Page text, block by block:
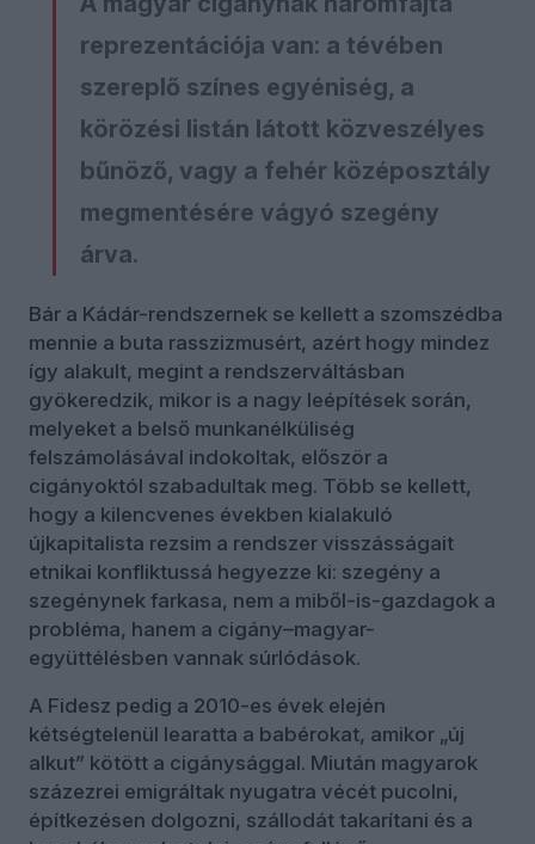
reprezentációja van: a tévében
szereplő színes egyéniség, a
körözési listán látott közveszélyes
bűnöző, vagy a fehér középosztály
megmentésére vágyó szegény
árva.
Bár a Kádár-rendszernek se kellett a szomszédba
mennie a buta rasszizmusért, azért hogy mindez
így alakult, megint a rendszerváltásban
gyökeredzik, mikor is a nagy leépítések során,
melyeket a belső munkanélküliség
felszámolásával indokoltak, először a
cigányoktól szabadultak meg. Több se kellett,
hogy a kilencvenes években kialakuló
újkapitalista rezsim a rendszer visszásságait
etnikai konfliktussá hegyezze ki: szegény a
szegénynek farkasa, nem a miből-is-gazdagok a
probléma, hanem a cigány–magyar-
együttélésben vannak súrlódások.
A Fidesz pedig a 2010-es évek elején
kétségtelenül learatta a babérokat, amikor „új
alkut” kötött a cigánysággal. Miután magyarok
százezrei emigráltak nyugatra vécét pucolni,
építkezésen dolgozni, szállodát takarítani és a